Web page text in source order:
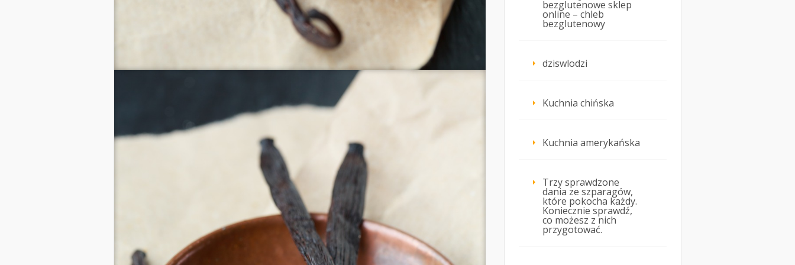
bezglutenowe sklep
online – chleb
bezglutenowy
dziswlodzi
Kuchnia chińska
Kuchnia amerykańska
Trzy sprawdzone
dania ze szparagów,
które pokocha każdy.
Koniecznie sprawdź,
co możesz z nich
przygotować.